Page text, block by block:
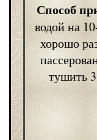
Способ
водой на
хорошо
тушить